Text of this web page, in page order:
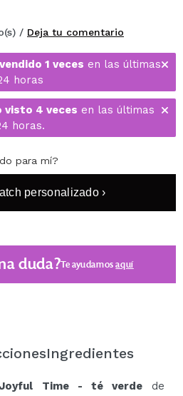
/ Deja tu comentario
1 veces en las últimas
horas
visto 4 veces en las últimas
horas.
para mí?
personalizado ›
duda?Te ayudamosaquí
Ingredientes
Time - té verdede